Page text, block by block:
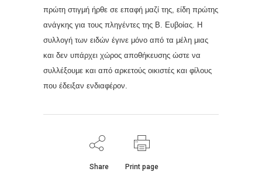
πρώτη στιγμή ήρθε σε επαφή μαζί της, είδη πρώτης
ανάγκης για τους πληγέντες της Β. Ευβοίας. Η
συλλογή των ειδών έγινε μόνο από τα μέλη μιας
και δεν υπάρχει χώρος αποθήκευσης ώστε να
συλλέξουμε και από αρκετούς οικιστές και φίλους
που έδειξαν ενδιαφέρον.
Share Print page